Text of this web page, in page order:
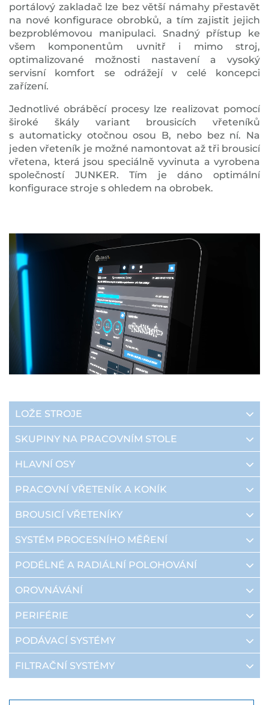
portálový zakladač lze bez větší námahy přestavět
na nové konfigurace obrobků, a tím zajistit jejich
bezproblémovou manipulaci. Snadný přístup ke
všem komponentům uvnitř i mimo stroj,
optimalizované možnosti nastavení a vysoký
servisní komfort se odrážejí v celé koncepci
zařízení.
Jednotlivé obráběcí procesy lze realizovat pomocí
široké škály variant brousicích vřeteníků
s automaticky otočnou osou B, nebo bez ní. Na
jeden vřeteník je možné namontovat až tři brousicí
vřetena, která jsou speciálně vyvinuta a vyrobena
společností JUNKER. Tím je dáno optimální
konfigurace stroje s ohledem na obrobek.
LOŽE STROJE
SKUPINY NA PRACOVNÍM STOLE
HLAVNÍ OSY
PRACOVNÍ VŘETENÍK A KONÍK
BROUSICÍ VŘETENÍKY
SYSTÉM PROCESNÍHO MĚŘENÍ
PODÉLNÉ A RADIÁLNÍ POLOHOVÁNÍ
OROVNÁVÁNÍ
PERIFÉRIE
PODÁVACÍ SYSTÉMY
FILTRAČNÍ SYSTÉMY